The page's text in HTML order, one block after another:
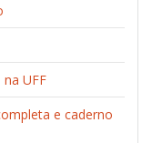
UFF
e caderno